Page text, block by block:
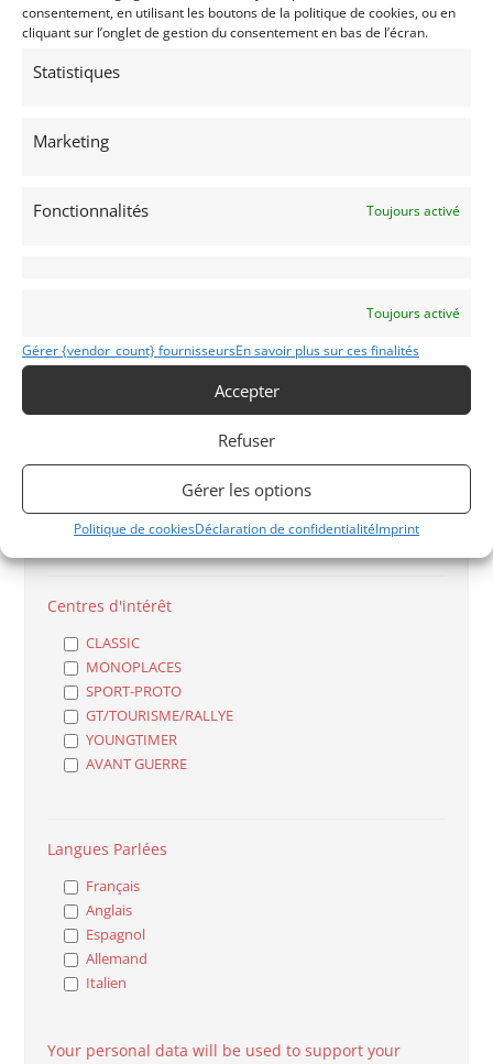
consentement, en utilisant les boutons de la politique de cookies, ou en
cliquant sur l’onglet de gestion du consentement en bas de l’écran.
Statistiques
Marketing
Fonctionnalités Toujours activé
Toujours activé
Gérer {vendor_count} fournisseursEn savoir plus sur ces finalités
Accepter
Refuser
Gérer les options
Politique de cookiesDéclaration de confidentialitéImprint
Nom
Sélectionner un pays/région…
Particulier Professionnel
Centres d'intérêt
CLASSIC
MONOPLACES
SPORT-PROTO
GT/TOURISME/RALLYE
YOUNGTIMER
AVANT GUERRE
Langues Parlées
Français
Anglais
Espagnol
Allemand
Italien
Your personal data will be used to support your